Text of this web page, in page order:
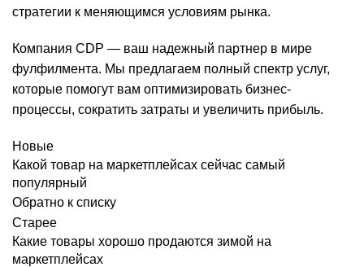
стратегии к меняющимся условиям рынка.
Компания CDP — ваш надежный партнер в мире
фулфилмента. Мы предлагаем полный спектр услуг,
которые помогут вам оптимизировать бизнес-
процессы, сократить затраты и увеличить прибыль.
Новые
Какой товар на маркетплейсах сейчас самый
популярный
Обратно к списку
Старее
Какие товары хорошо продаются зимой на
маркетплейсах